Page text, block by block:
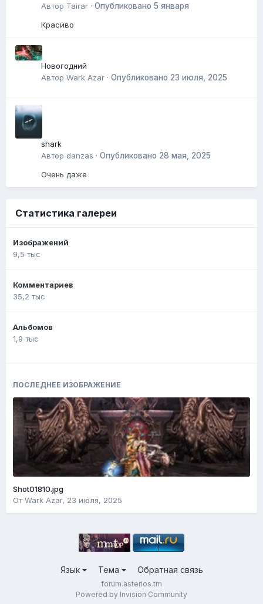
Автор Tairar · Опубликовано 5 января
Красиво
Новогодний
Автор Wark Azar · Опубликовано 23 июля, 2025
shark
Автор danzas · Опубликовано 28 мая, 2025
Очень даже
Статистика галереи
Изображений
9,5 тыс
Комментариев
35,2 тыс
Альбомов
1,9 тыс
ПОСЛЕДНЕЕ ИЗОБРАЖЕНИЕ
Shot01810.jpg
ОтWark Azar, 23 июля, 2025
Язык Тема Обратная связь
forum.asterios.tm
Powered by Invision Community